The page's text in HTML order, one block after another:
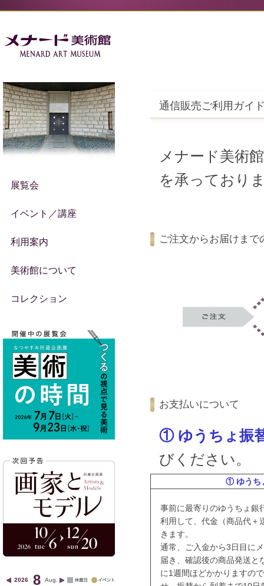
通信販売ご利用ガイ
メナード美術
を承っており
ご注文からお届けまで
お支払いについて
① ゆうちょ振
びください。
① ゆうち
事前に最寄りのゆうちょ銀
利用して、代金（商品代＋
きます。
通常、ご入金から3日目に
届き、確認後の商品発送と
に1週間ほどかかりますの
展覧会
イベント／講座
利用案内
美術館について
コレクション
2026 8 Aug.